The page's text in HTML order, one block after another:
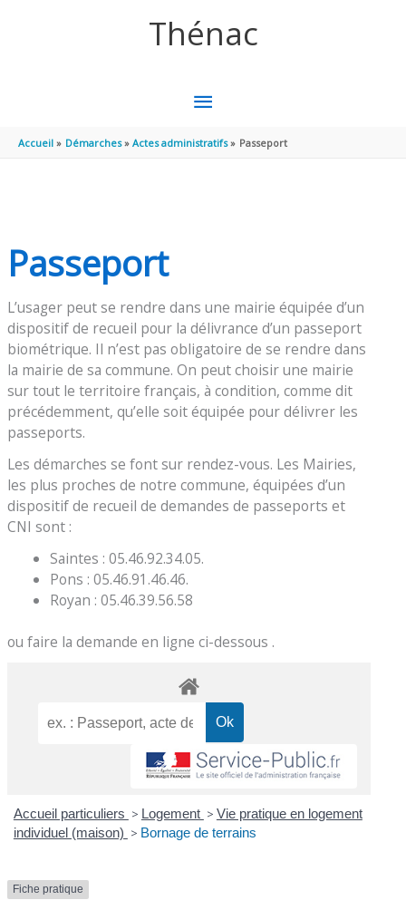
Thénac
MENU
PRINCIPAL
Accueil Démarches Actes administratifs Passeport
Passeport
L’usager peut se rendre dans une mairie équipée d’un
dispositif de recueil pour la délivrance d’un passeport
biométrique. Il n’est pas obligatoire de se rendre dans
la mairie de sa commune. On peut choisir une mairie
sur tout le territoire français, à condition, comme dit
précédemment, qu’elle soit équipée pour délivrer les
passeports.
Les démarches se font sur rendez-vous. Les Mairies,
les plus proches de notre commune, équipées d’un
dispositif de recueil de demandes de passeports et
CNI sont :
Saintes : 05.46.92.34.05.
Pons : 05.46.91.46.46.
Royan : 05.46.39.56.58
ou faire la demande en ligne ci-dessous .
Accueil particuliers > Logement > Vie pratique en logement
individuel (maison) > Bornage de terrains
Fiche pratique